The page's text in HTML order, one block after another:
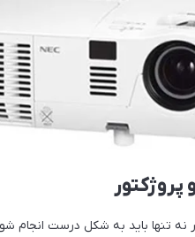
پروژکتور
نه تنها باید به شکل درست انجام